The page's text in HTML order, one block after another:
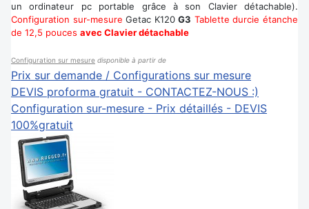
un ordinateur pc portable grâce à son Clavier détachable).
Configuration sur-mesureGetac K120G3 Tablette durcie étanche
de 12,5 pouces avec Clavier détachable
Configuration sur mesure disponible à partir de
Prix sur demande / Configurations sur mesure
DEVIS proforma gratuit - CONTACTEZ-NOUS :)
Configuration sur-mesure - Prix détaillés - DEVIS
100%gratuit